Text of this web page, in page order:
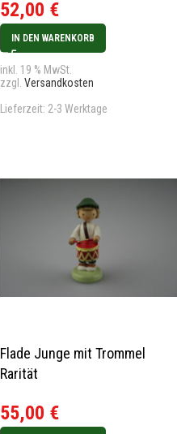
52,00 €
IN DEN WARENKORB
inkl. 19 % MwSt.
zzgl. Versandkosten
Lieferzeit: 2-3 Werktage
Flade Junge mit Trommel
Rarität
55,00 €